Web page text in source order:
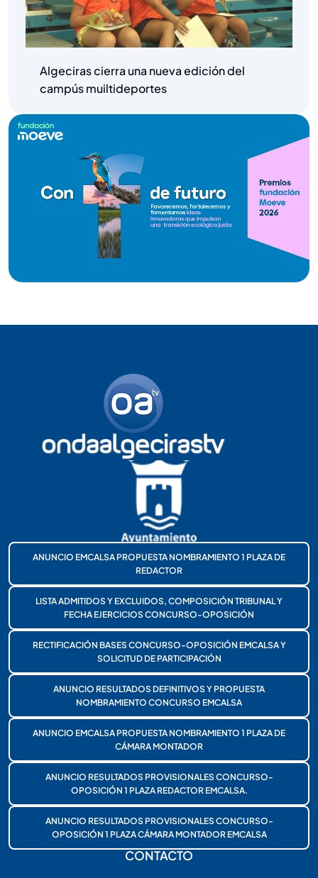
Algeciras cierra una nueva edición del
campús muiltideportes
ANUNCIO EMCALSA PROPUESTA NOMBRAMIENTO 1 PLAZA DE
REDACTOR
LISTA ADMITIDOS Y EXCLUIDOS, COMPOSICIÓN TRIBUNAL Y
FECHA EJERCICIOS CONCURSO-OPOSICIÓN
RECTIFICACIÓN BASES CONCURSO-OPOSICIÓN EMCALSA Y
SOLICITUD DE PARTICIPACIÓN
ANUNCIO RESULTADOS DEFINITIVOS Y PROPUESTA
NOMBRAMIENTO CONCURSO EMCALSA
ANUNCIO EMCALSA PROPUESTA NOMBRAMIENTO 1 PLAZA DE
CÁMARA MONTADOR
ANUNCIO RESULTADOS PROVISIONALES CONCURSO-
OPOSICIÓN 1 PLAZA REDACTOR EMCALSA.
ANUNCIO RESULTADOS PROVISIONALES CONCURSO-
OPOSICIÓN 1 PLAZA CÁMARA MONTADOR EMCALSA
CONTACTO